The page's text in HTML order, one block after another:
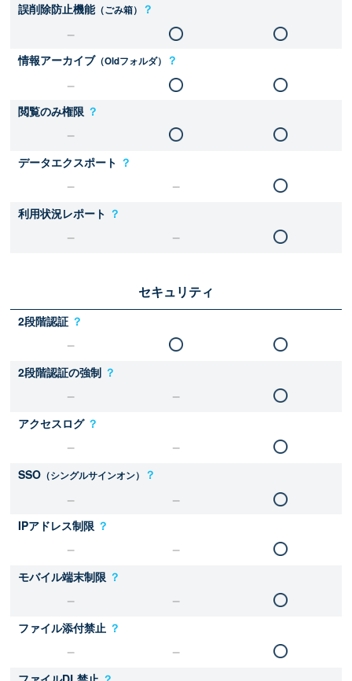
誤削除防止機能（ごみ箱） ？
情報アーカイブ（Oldフォルダ） ？
閲覧のみ権限 ？
データエクスポート ？
利用状況レポート ？
セキュリティ
2段階認証 ？
2段階認証の強制 ？
アクセスログ ？
SSO （シングルサインオン） ？
IPアドレス制限 ？
モバイル端末制限 ？
ファイル添付禁止 ？